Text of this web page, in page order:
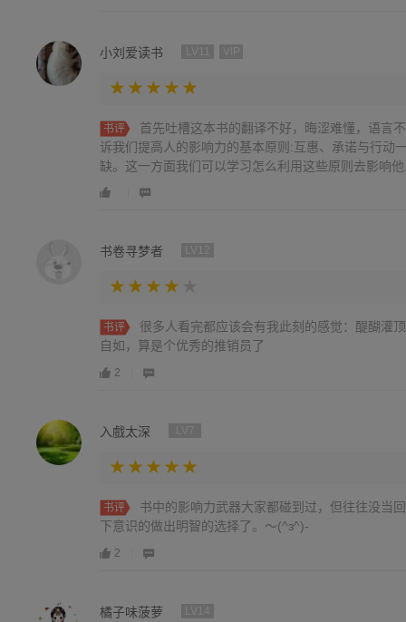
小刘爱读书
书评
首先吐槽这本书的翻译不好，晦涩难懂，语言
诉我们提高人的影响力的基本原则:互惠、承诺与行动
缺。这一方面我们可以学习怎么利用这些原则去影响
不正当利用这些原则去向我们谋利。这是一本好书，
书卷寻梦者
书评
很多人看完都应该会有我此刻的感觉：醍醐灌
自如，算是个优秀的推销员了
2
入戲太深
书评
书中的影响力武器大家都碰到过，但往往没当
下意识的做出明智的选择了。～(^з^)-
2
橘子味菠萝